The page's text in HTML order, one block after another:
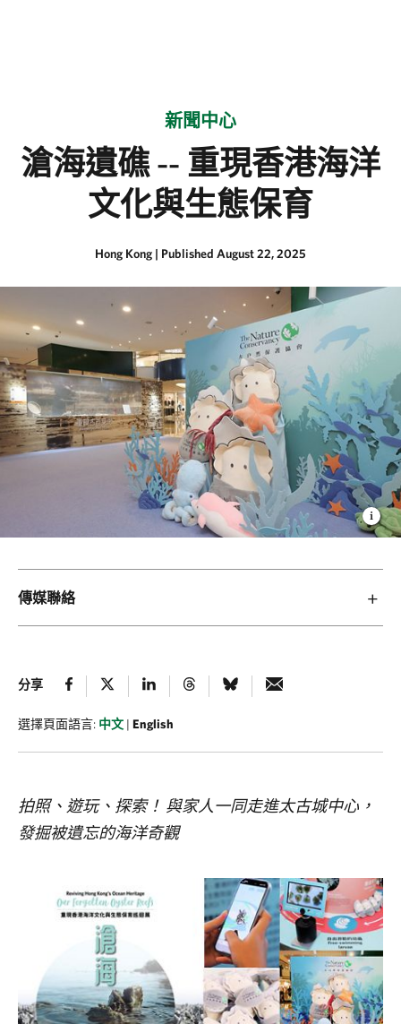
新聞中心
滄海遺礁 -- 重現香港海洋
文化與生態保育
Hong Kong | Published August 22, 2025
傳媒聯絡
分享
選擇頁面語言: 中文 | English
拍照、遊玩、探索！ 與家人一同走進太古城中心，
發掘被遺忘的海洋奇觀